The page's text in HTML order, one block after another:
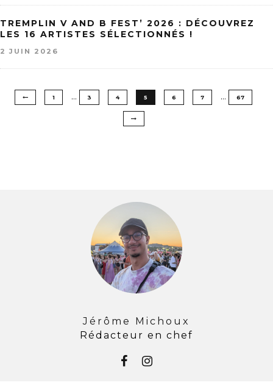
TREMPLIN V AND B FEST’ 2026 : DÉCOUVREZ
LES 16 ARTISTES SÉLECTIONNÉS !
2 JUIN 2026
1 … 3 4 5 6 7 … 67
Jérôme Michoux
Rédacteur en chef